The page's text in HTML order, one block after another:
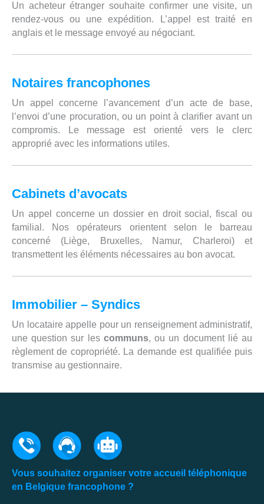
Un acheteur étranger souhaite confirmer une visite, un
rendez-vous ou une expédition. L’appel est traité en
anglais et le message envoyé au négociant.
Notaires francophones
Un appel concerne l’avancement d’un acte de base,
l’envoi d’une procuration, ou un point à clarifier avant un
compromis. Le message est orienté vers le clerc
approprié avec les informations utiles.
Cabinets d’avocats
Un appel concerne un dossier en droit social, fiscal ou
familial. Nos opérateurs orientent selon le barreau
concerné (Liège, Bruxelles, Namur, Charleroi) et
transmettent les éléments nécessaires au bon avocat.
Immobilier – Syndics
Un locataire appelle pour un renseignement administratif,
une question sur les communs, ou un document lié au
règlement de copropriété. La demande est qualifiée puis
transmise au gestionnaire.
Vous souhaitez organiser votre accueil téléphonique
en Belgique francophone ?